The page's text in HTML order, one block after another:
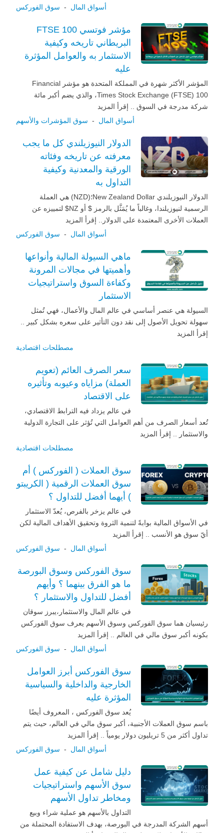
أسواق المال - سوق الفوركس
مؤشر فوتسي 100 FTSE
البريطاني تاريخه وكيفية
الاستثمار به والعوامل المؤثرة
عليه
المؤشر الأكثر شهرة في المملكة المتحدة هو مؤشر Financial
Times Stock Exchange (FTSE) 100، والذي يضم أكبر مائة
شركة مدرجة في السوق .. إقرأ المزيد
أسواق المال - سوق المؤشرات والأسهم
الدولار النيوزيلندي كل ما يجب
معرفته عن تاريخه وفئاته
الورقية والمعدنية وكيفية
التداول به
الدولار النيوزيلندي New Zealand Dollar؛(NZD) هي العملة
الرسمية لنيوزيلندا، وغالباً ما يُمَثَّل بالرمز $ أو NZ$ لتمييزه عن
العملات الأخرى المعتمدة على الدولار.. إقرأ المزيد
أسواق المال - سوق الفوركس
ماهي السيولة المالية وأنواعها
وأهميتها في مجالات المرونة
وكفاءة السوق واستراتيجيات
الاستثمار
السيولة هي عنصر أساسي في عالم المال والأعمال، فهي تُمثل
سهولة تحويل الأصول إلى نقد دون التأثير على سعره بشكل كبير ..
إقرأ المزيد
مصطلحات اقتصادية
سعر الصرف العائم (تعويم
العملة) مزاياه وعيوبه وتأثيره
على الاقتصاد
في عالم يزداد فيه الترابط الاقتصادي،
تُعد أسعار الصرف من أهم العوامل التي تُؤثر على التجارة الدولية
والاستثمار .. إقرأ المزيد
مصطلحات اقتصادية
سوق العملات ( الفوركس ) أم
سوق العملات الرقمية ( الكريبتو
) أيهما أفضل للتداول ؟
في عالم يزخر بالفرص، يُعدّ الاستثمار
في الأسواق المالية بوابةً لتنمية الثروة وتحقيق الأهداف المالية لكن
أيّ سوق هو الأنسب .. إقرأ المزيد
أسواق المال - سوق الفوركس
سوق الفوركس وسوق البورصة
ما هو الفرق بينهما ؟ وأيهم
أفضل للتداول والاستثمار ؟
في عالم المال والاستثمار،يبرز سوقان
رئيسيان هما سوق الفوركس وسوق الأسهم يعرف سوق الفوركس
بكونه أكبر سوق مالي في العالم .. إقرأ المزيد
أسواق المال - سوق الفوركس
سوق الفوركس أبرز العوامل
الخارجية والداخلية والسياسية
المؤثرة عليه
يُعد سوق الفوركس ، المعروف أيضًا
باسم سوق العملات الأجنبية، أكبر سوق مالي في العالم، حيث يتم
تداول أكثر من 5 تريليون دولار يومياً .. إقرأ المزيد
أسواق المال - سوق الفوركس
دليل شامل عن كيفية عمل
سوق الأسهم واستراتيجيات
ومخاطر تداول الأسهم
التداول بالأسهم هو عملية شراء وبيع
أسهم الشركة المدرجة في البورصة، بهدف الاستفادة المحتملة من